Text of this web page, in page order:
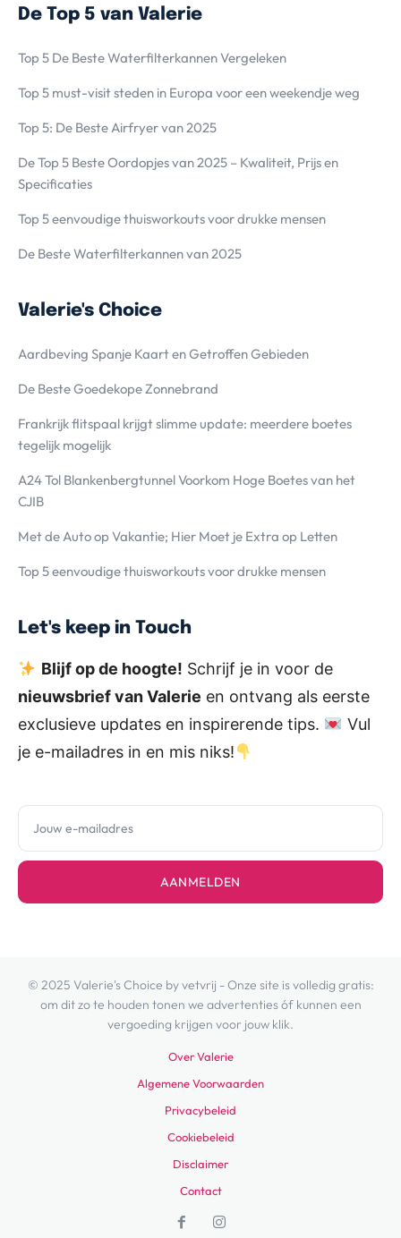
De Top 5 van Valerie
Top 5 De Beste Waterfilterkannen Vergeleken
Top 5 must-visit steden in Europa voor een weekendje weg
Top 5: De Beste Airfryer van 2025
De Top 5 Beste Oordopjes van 2025 – Kwaliteit, Prijs en
Specificaties
Top 5 eenvoudige thuisworkouts voor drukke mensen
De Beste Waterfilterkannen van 2025
Valerie's Choice
Aardbeving Spanje Kaart en Getroffen Gebieden
De Beste Goedekope Zonnebrand
Frankrijk flitspaal krijgt slimme update: meerdere boetes
tegelijk mogelijk
A24 Tol Blankenbergtunnel Voorkom Hoge Boetes van het
CJIB
Met de Auto op Vakantie; Hier Moet je Extra op Letten
Top 5 eenvoudige thuisworkouts voor drukke mensen
Let's keep in Touch
Blijf op de hoogte! Schrijf je in voor de
nieuwsbrief van Valerie en ontvang als eerste
exclusieve updates en inspirerende tips.
Vul
je e-mailadres in en mis niks!
AANMELDEN
© 2025 Valerie's Choice by vetvrij - Onze site is volledig gratis:
om dit zo te houden tonen we advertenties óf kunnen een
vergoeding krijgen voor jouw klik.
Over Valerie
Algemene Voorwaarden
Privacybeleid
Cookiebeleid
Disclaimer
Contact